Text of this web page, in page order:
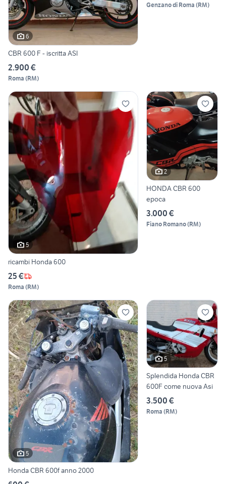
6
CBR 600 F - iscritta ASI
2.900 €
Roma (RM)
Genzano di Roma (RM)
5
ricambi Honda 600
25 €
Roma (RM)
2
HONDA CBR 600
epoca
3.000 €
Fiano Romano(RM)
5
Honda CBR 600f anno 2000
5
Splendida Honda CBR
600F come nuova Asi
3.500 €
Roma (RM)